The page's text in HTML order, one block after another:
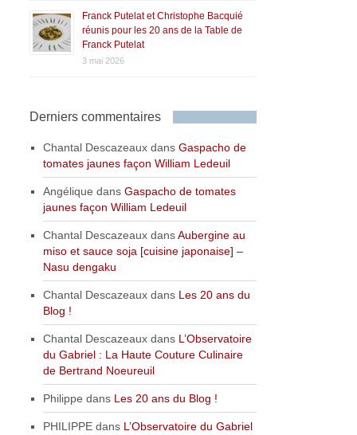
Franck Putelat et Christophe Bacquié
réunis pour les 20 ans de la Table de
Franck Putelat
3 mai 2026
Derniers commentaires
Chantal Descazeaux dansGaspacho de
tomates jaunes façon William Ledeuil
Angélique dansGaspacho de tomates
jaunes façon William Ledeuil
Chantal Descazeaux dansAubergine au
miso et sauce soja [cuisine japonaise] –
Nasu dengaku
Chantal Descazeaux dans Les 20 ans du
Blog !
Chantal Descazeaux dans L’Observatoire
du Gabriel : La Haute Couture Culinaire
de Bertrand Noeureuil
Philippe dans Les 20 ans du Blog !
PHILIPPE dans L’Observatoire du Gabriel